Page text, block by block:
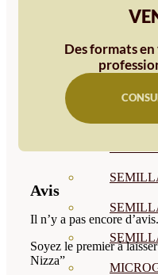
Des formats
Avis
Il n’y a pas encore d’avis.
Soyez le premier à
Nizza”